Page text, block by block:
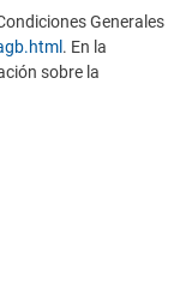
Generales
. En la
sobre la